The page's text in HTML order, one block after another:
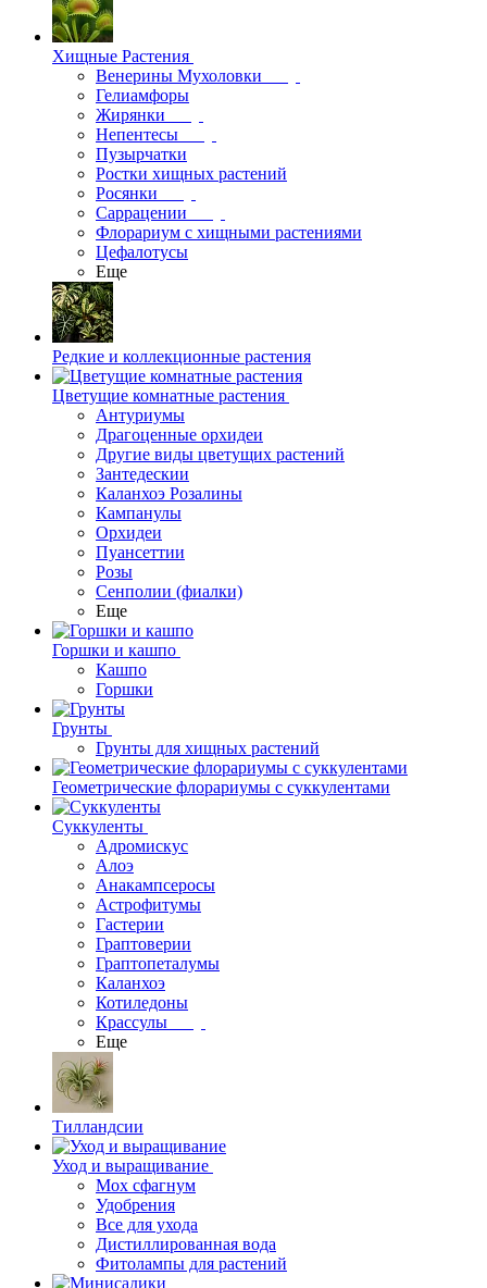
Хищные Растения
Венерины Мухоловки
Гелиамфоры
Жирянки
Непентесы
Пузырчатки
Ростки хищных растений
Росянки
Саррацении
Флорариум с хищными растениями
Цефалотусы
Еще
Редкие и коллекционные растения
Цветущие комнатные растения
Антуриумы
Драгоценные орхидеи
Другие виды цветущих растений
Зантедескии
Каланхоэ Розалины
Кампанулы
Орхидеи
Пуансеттии
Розы
Сенполии (фиалки)
Еще
Горшки и кашпо
Кашпо
Горшки
Грунты
Грунты для хищных растений
Геометрические флорариумы с суккулентами
Суккуленты
Адромискус
Алоэ
Анакампсеросы
Астрофитумы
Гастерии
Граптоверии
Граптопеталумы
Каланхоэ
Котиледоны
Крассулы
Еще
Тилландсии
Уход и выращивание
Мох сфагнум
Удобрения
Все для ухода
Дистиллированная вода
Фитолампы для растений